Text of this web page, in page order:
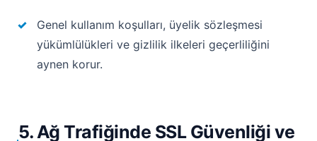
Genel kullanım koşulları, üyelik sözleşmesi
yükümlülükleri ve gizlilik ilkeleri geçerliliğini
aynen korur.
5. Ağ Trafiğinde SSL Güvenliği ve